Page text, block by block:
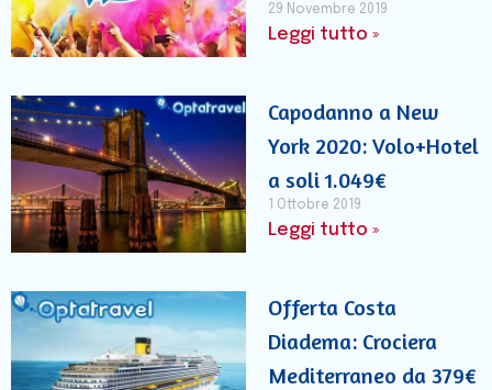
29 Novembre 2019
Leggi tutto »
Capodanno a New
York 2020: Volo+Hotel
a soli 1.049€
1 Ottobre 2019
Leggi tutto »
Offerta Costa
Diadema: Crociera
Mediterraneo da 379€